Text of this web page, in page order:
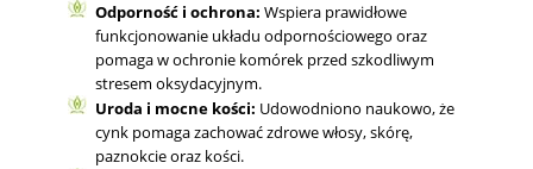
Odporność i ochrona: Wspiera prawidłowe
funkcjonowanie układu odpornościowego oraz
pomaga w ochronie komórek przed szkodliwym
stresem oksydacyjnym.
Uroda i mocne kości: Udowodniono naukowo, że
cynk pomaga zachować zdrowe włosy, skórę,
paznokcie oraz kości.